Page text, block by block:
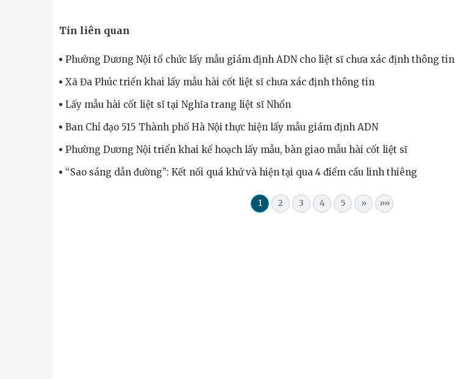
Tin liên quan
Phường Dương Nội tổ chức lấy mẫu giám định ADN cho liệt sĩ chưa xác định thông tin
Xã Đa Phúc triển khai lấy mẫu hài cốt liệt sĩ chưa xác định thông tin
Lấy mẫu hài cốt liệt sĩ tại Nghĩa trang liệt sĩ Nhổn
Ban Chỉ đạo 515 Thành phố Hà Nội thực hiện lấy mẫu giám định ADN
Phường Dương Nội triển khai kế hoạch lấy mẫu, bàn giao mẫu hài cốt liệt sĩ
“Sao sáng dẫn đường”: Kết nối quá khứ và hiện tại qua 4 điểm cầu linh thiêng
1 2 3 4 5 » »»